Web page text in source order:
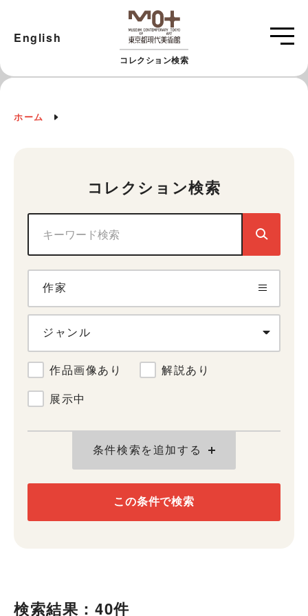
コレクション検索
English
ホーム
コレクション検索
作家
ジャンル
作品画像あり
解説あり
展示中
条件検索を追加する
この条件で検索
検索結果：40件